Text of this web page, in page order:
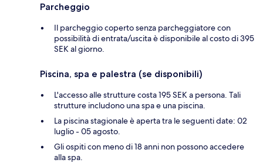
Parcheggio
Il parcheggio coperto senza parcheggiatore con
possibilità di entrata/uscita è disponibile al costo di 395
SEK al giorno.
Piscina, spa e palestra (se disponibili)
L'accesso alle strutture costa 195 SEK a persona. Tali
strutture includono una spa e una piscina.
La piscina stagionale è aperta tra le seguenti date: 02
luglio - 05 agosto.
Gli ospiti con meno di 18 anni non possono accedere
alla spa.